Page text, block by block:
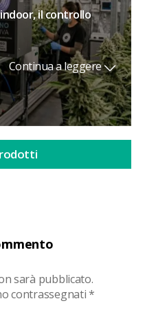
sarà pubblicato.
contrassegnati*
il controllo
Continua a leggere